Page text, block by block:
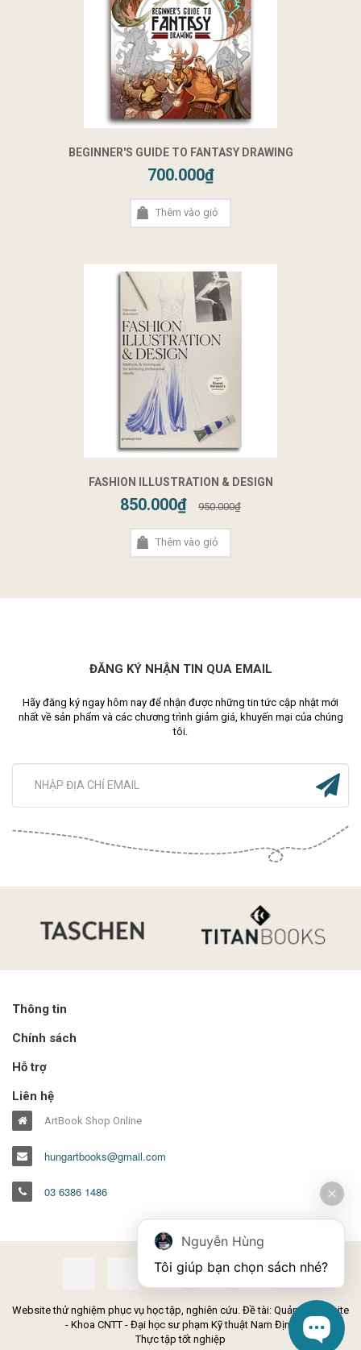
BEGINNER'S GUIDE TO FANTASY DRAWING
700.000₫
Thêm vào giỏ
FASHION ILLUSTRATION & DESIGN
850.000₫ 950.000₫
Thêm vào giỏ
ĐĂNG KÝ NHẬN TIN QUA EMAIL
Hãy đăng ký ngay hôm nay để nhận được những tin tức cập nhật mới
nhất về sản phẩm và các chương trình giảm giá, khuyến mại của chúng
tôi.
Thông tin
Chính sách
Hỗ trợ
Liên hệ
ArtBook Shop Online
hungartbooks@gmail.com
03 6386 1486
Website thử nghiệm phục vụ học tập, nghiên cứu. Đề tài: Quản lý Website
- Khoa CNTT - Đại học sư phạm Kỹ thuật Nam Định
Thực tập tốt nghiệp
Nguyễn Hùng
Tôi giúp bạn chọn sách nhé?